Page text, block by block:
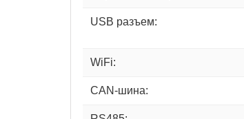
USB разъем:
WiFi:
CAN-шина: